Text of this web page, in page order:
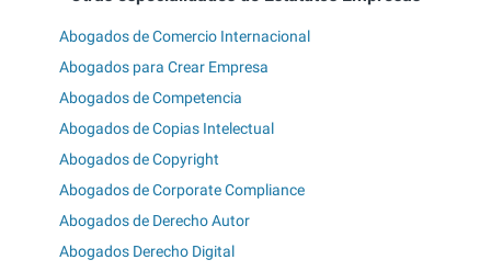
Abogados de Comercio Internacional
Abogados para Crear Empresa
Abogados de Competencia
Abogados de Copias Intelectual
Abogados de Copyright
Abogados de Corporate Compliance
Abogados de Derecho Autor
Abogados Derecho Digital